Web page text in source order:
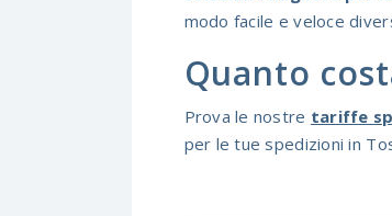
modo facile e veloce
Quanto
Prova le nostre tariffe
per le tue spedizioni in